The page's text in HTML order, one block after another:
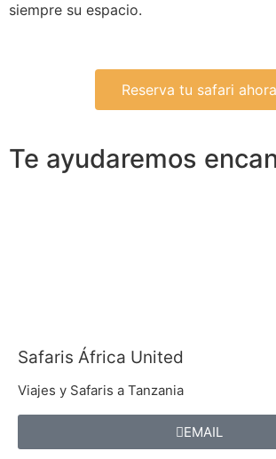
siempre su espacio.
Reserva tu safari ahora
Te ayudaremos
Safaris África United
Viajes y Safaris a Tanzania
EMAIL